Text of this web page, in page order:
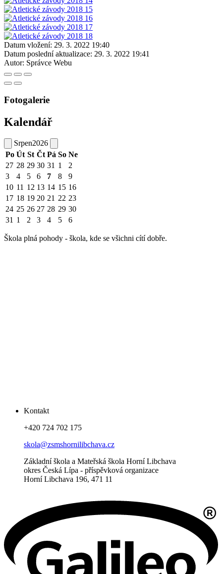
Datum vložení: 29. 3. 2022 19:40
Datum poslední aktualizace: 29. 3. 2022 19:41
Autor: Správce Webu
Fotogalerie
Kalendář
Srpen2026
Po Út St Čt Pá So Ne
27 28 29 30 31 1
2
3
4 5 6 7 8
9
10 11 12 13 14 15 16
17 18 19 20 21 22 23
24 25 26 27 28 29 30
31 1 2 3 4 5 6
Škola plná pohody - škola, kde se všichni cítí dobře.
Kontakt
+420 724 702 175
skola@zsmshornilibchava.cz
Základní škola a Mateřská škola Horní Libchava
okres Česká Lípa - příspěvková organizace
Horní Libchava 196, 471 11